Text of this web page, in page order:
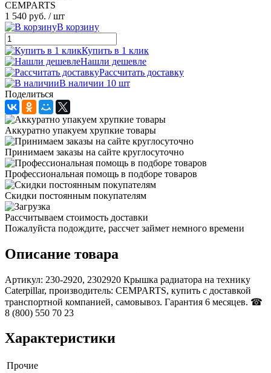
CEMPARTS
1 540 руб. / шт
В корзину
Купить в 1 клик
Нашли дешевле
Рассчитать доставку
В наличии 10 шт
Поделиться
Аккуратно упакуем хрупкие товары
Принимаем заказы на сайте круглосуточно
Профессиональная помощь в подборе товаров
Скидки постоянным покупателям
Рассчитываем стоимость доставки
Пожалуйста подождите, рассчет займет немного времени
Описание товара
Артикул: 230-2920, 2302920 Крышка радиатора на технику
Caterpillar, производитель: CEMPARTS, купить с доставкой
транспортной компанией, самовывоз. Гарантия 6 месяцев. ☎
8 (800) 550 70 23
Характеристики
Прочие